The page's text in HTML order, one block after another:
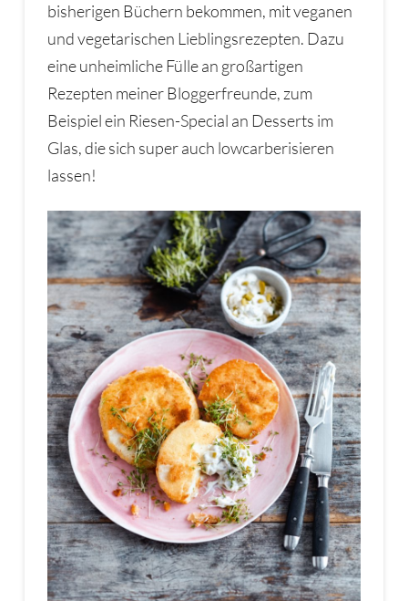
bisherigen Büchern bekommen, mit veganen
und vegetarischen Lieblingsrezepten. Dazu
eine unheimliche Fülle an großartigen
Rezepten meiner Bloggerfreunde, zum
Beispiel ein Riesen-Special an Desserts im
Glas, die sich super auch lowcarberisieren
lassen!